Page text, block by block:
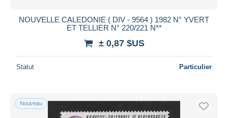
NOUVELLE CALEDONIE ( DIV - 9564 ) 1982 N° YVERT
ET TELLIER N° 220/221 N**
± 0,87 $US
Statut Particulier
Nouveau